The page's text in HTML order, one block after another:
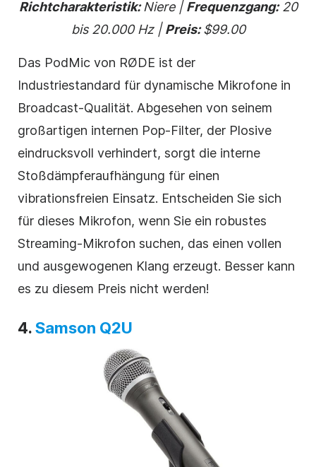
Richtcharakteristik:Niere | Frequenzgang:20
bis 20.000 Hz | Preis:$99.00
Das PodMic von RØDE ist der
Industriestandard für dynamische Mikrofone in
Broadcast-Qualität. Abgesehen von seinem
großartigen internen Pop-Filter, der Plosive
eindrucksvoll verhindert, sorgt die interne
Stoßdämpferaufhängung für einen
vibrationsfreien Einsatz. Entscheiden Sie sich
für dieses Mikrofon, wenn Sie ein robustes
Streaming-Mikrofon suchen, das einen vollen
und ausgewogenen Klang erzeugt. Besser kann
es zu diesem Preis nicht werden!
4.Samson Q2U